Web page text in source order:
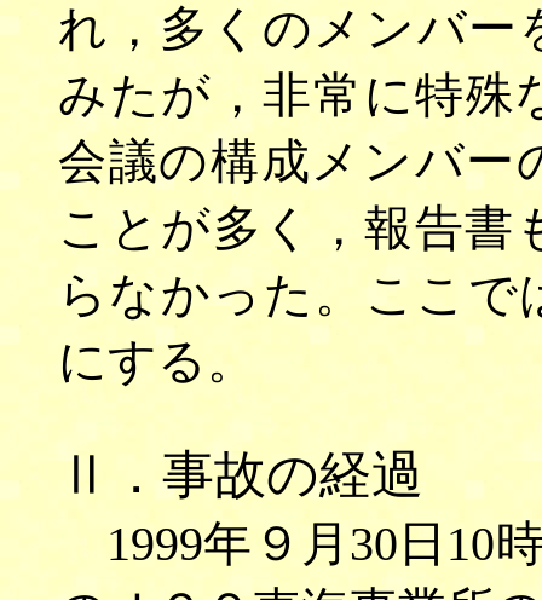
れ，多くのメンバー
みたが，非常に特殊
会議の構成メンバー
ことが多く，報告書
らなかった。ここ
にする。
Ⅱ．事故の経過
1999年９月30日10